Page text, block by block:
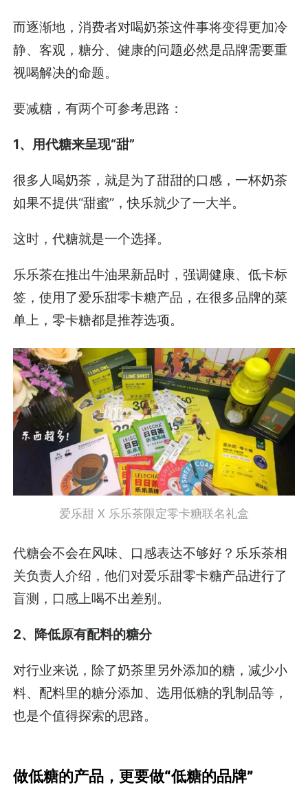
而逐渐地，消费者对喝奶茶这件事将变得更加冷
静、客观，糖分、健康的问题必然是品牌需要重
视喝解决的命题。
要减糖，有两个可参考思路：
1、用代糖来呈现“甜”
很多人喝奶茶，就是为了甜甜的口感，一杯奶茶
如果不提供“甜蜜”，快乐就少了一大半。
这时，代糖就是一个选择。
乐乐茶在推出牛油果新品时，强调健康、低卡标
签，使用了爱乐甜零卡糖产品，在很多品牌的菜
单上，零卡糖都是推荐选项。
爱乐甜 X 乐乐茶限定零卡糖联名礼盒
代糖会不会在风味、口感表达不够好？乐乐茶相
关负责人介绍，他们对爱乐甜零卡糖产品进行了
盲测，口感上喝不出差别。
2、降低原有配料的糖分
对行业来说，除了奶茶里另外添加的糖，减少小
料、配料里的糖分添加、选用低糖的乳制品等，
也是个值得探索的思路。
做低糖的产品，更要做“低糖的品牌”